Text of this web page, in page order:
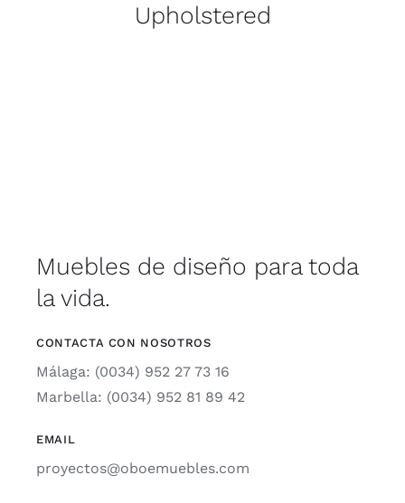
Upholstered
Muebles de diseño para toda
la vida.
CONTACTA CON NOSOTROS
Málaga: (0034) 952 27 73 16
Marbella: (0034) 952 81 89 42
EMAIL
proyectos@oboemuebles.com